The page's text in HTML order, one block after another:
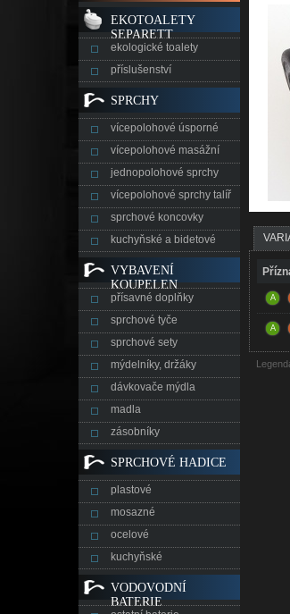
EKOTOALETY
SEPARETT
ekologické toalety
příslušenství
SPRCHY
vícepolohové úsporné
vícepolohové masážní
jednopolohové sprchy
vícepolohové sprchy talíř
sprchové koncovky
kuchyňské a bidetové
VYBAVENÍ
KOUPELEN
přísavné doplňky
sprchové tyče
sprchové sety
mýdelníky, držáky
dávkovače mýdla
madla
zásobníky
SPRCHOVÉ HADICE
plastové
mosazné
ocelové
kuchyňské
VODOVODNÍ
BATERIE
A
A